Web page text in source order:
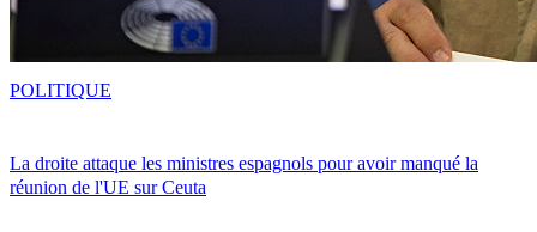
La droite attaque les ministres espagnols pour avoir manqué la
réunion de l'UE sur Ceuta
POLITIQUE